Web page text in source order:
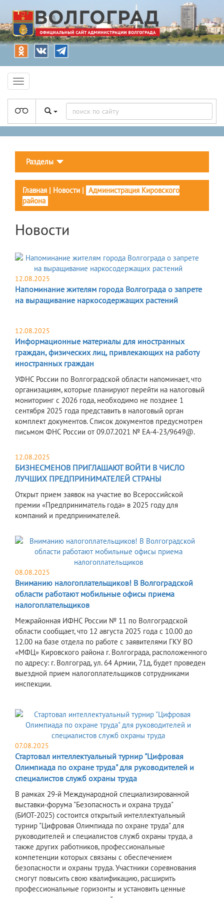
Разделы
Главная | Новости | Администрация Кировского
района
Новости
12.08.2025
Напоминание жителям города Волгограда о запрете
на выращивание наркосодержащих растений
12.08.2025
Информационные материалы для иностранных
граждан, физических лиц, привлекающих на работу
иностранных граждан
УФНС России по Волгоградской области напоминает, что
организациям, которые планируют перейти на налоговый
мониторинг с 2026 года, необходимо не позднее 1
сентября 2025 года представить в налоговый орган
комплект документов. Список документов предусмотрен
письмом ФНС России от 09.07.2021 № ЕА-4-23/9649@.
12.08.2025
БИЗНЕСМЕНОВ ПРИГЛАШАЮТ ВОЙТИ В ЧИСЛО
ЛУЧШИХ ПРЕДПРИНИМАТЕЛЕЙ СТРАНЫ
Открыт прием заявок на участие во Всероссийской
премии «Предприниматель года» в 2025 году для
компаний и предпринимателей.
08.08.2025
Вниманию налогоплательщиков! В Волгоградской
области работают мобильные офисы приема
налогоплательщиков
Межрайонная ИФНС России № 11 по Волгоградской
области сообщает, что 12 августа 2025 года с 10.00 до
12.00 на базе отдела по работе с заявителями ГКУ ВО
«МФЦ» Кировского района г. Волгограда, расположенного
по адресу: г. Волгоград, ул. 64 Армии, 71д, будет проведен
выездной прием налогоплательщиков сотрудниками
инспекции.
07.08.2025
Стартовал интеллектуальный турнир "Цифровая
Олимпиада по охране труда" для руководителей и
специалистов служб охраны труда
В рамках 29-й Международной специализированной
выставки-форума "Безопасность и охрана труда"
(БИОТ-2025) состоится открытый интеллектуальный
турнир "Цифровая Олимпиада по охране труда" для
руководителей и специалистов служб охраны труда, а
также других работников, профессиональные
компетенции которых связаны с обеспечением
безопасности и охраны труда. Участники соревнования
смогут повысить свою квалификацию, расширить
профессиональные горизонты и установить ценные